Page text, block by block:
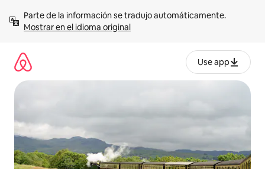
contenidoMostrar en el idioma original
Use app